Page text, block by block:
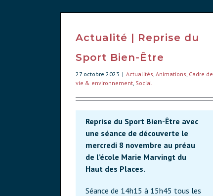
Actualité | Reprise du
Sport Bien-Être
27 octobre 2023 | Actualités, Animations, Cadre de
vie & environnement, Social
Reprise du Sport Bien-Être avec
une séance de découverte le
mercredi 8 novembre au préau
de l’école Marie Marvingt du
Haut des Places.
Séance de 14h15 à 15h45 tous les